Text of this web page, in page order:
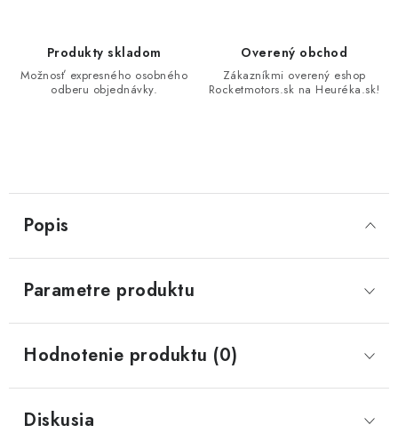
Produkty skladom
Možnosť expresného osobného
odberu objednávky.
Overený obchod
Zákazníkmi overený eshop
Rocketmotors.sk na Heuréka.sk!
Popis
Parametre produktu
Hodnotenie produktu (0)
Diskusia